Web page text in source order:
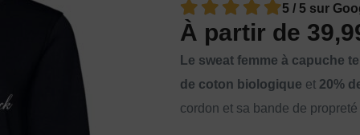
5 / 5 sur
À partir de
Le sweat femme à capuche
de coton biologique et 20%
cordon et sa bande de